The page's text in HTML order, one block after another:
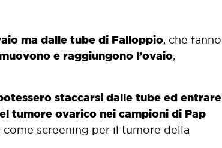
ma dalle tube di Falloppio, che fanno
e raggiungono l’ovaio,
staccarsi dalle tube ed entrare
tumore ovarico nei campioni di Pap
screening per il tumore della